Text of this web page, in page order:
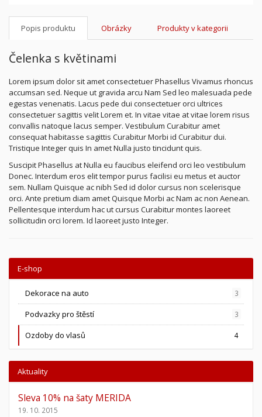
Popis produktu Obrázky Produkty v kategorii
Čelenka s květinami
Lorem ipsum dolor sit amet consectetuer Phasellus Vivamus rhoncus
accumsan sed. Neque ut gravida arcu Nam Sed leo malesuada pede
egestas venenatis. Lacus pede dui consectetuer orci ultrices
consectetuer sagittis velit Lorem et. In vitae vitae at vitae lorem risus
convallis natoque lacus semper. Vestibulum Curabitur amet
consequat habitasse sagittis Curabitur Morbi id Curabitur dui.
Tristique Integer quis In amet Nulla justo tincidunt quis.
Suscipit Phasellus at Nulla eu faucibus eleifend orci leo vestibulum
Donec. Interdum eros elit tempor purus facilisi eu metus et auctor
sem. Nullam Quisque ac nibh Sed id dolor cursus non scelerisque
orci. Ante pretium diam amet Quisque Morbi ac Nam ac non Aenean.
Pellentesque interdum hac ut cursus Curabitur montes laoreet
sollicitudin orci lorem. Id laoreet justo Integer.
E-shop
Dekorace na auto 3
Podvazky pro štěstí 3
Ozdoby do vlasů 4
Aktuality
Sleva 10% na šaty MERIDA
19. 10. 2015